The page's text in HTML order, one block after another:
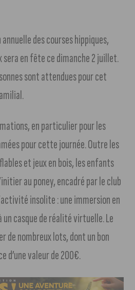
des courses hippiques,
sera en fête ce dimanche 2 juillet.
sont attendues pour cet
en particulier pour les
pour cette journée. Outre les
et jeux en bois, les enfants
au poney, encadré par le club
insolite : une immersion en
casque de réalité virtuelle. Le
de nombreux lots, dont un bon
d’une valeur de 200€.